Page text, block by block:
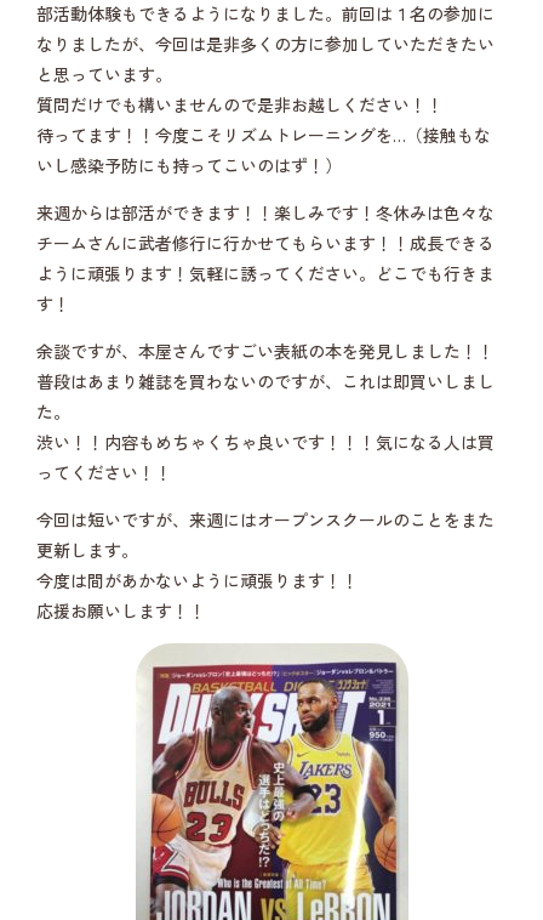
部活動体験もできるようになりました。前回は１名の参加に
なりましたが、今回は是非多くの方に参加していただきたい
と思っています。
質問だけでも構いませんので是非お越しください！！
待ってます！！今度こそリズムトレーニングを…（接触もな
いし感染予防にも持ってこいのはず！）
来週からは部活ができます！！楽しみです！冬休みは色々な
チームさんに武者修行に行かせてもらいます！！成長できる
ように頑張ります！気軽に誘ってください。どこでも行きま
す！
余談ですが、本屋さんですごい表紙の本を発見しました！！
普段はあまり雑誌を買わないのですが、これは即買いしまし
た。
渋い！！内容もめちゃくちゃ良いです！！！気になる人は買
ってください！！
今回は短いですが、来週にはオープンスクールのことをまた
更新します。
今度は間があかないように頑張ります！！
応援お願いします！！